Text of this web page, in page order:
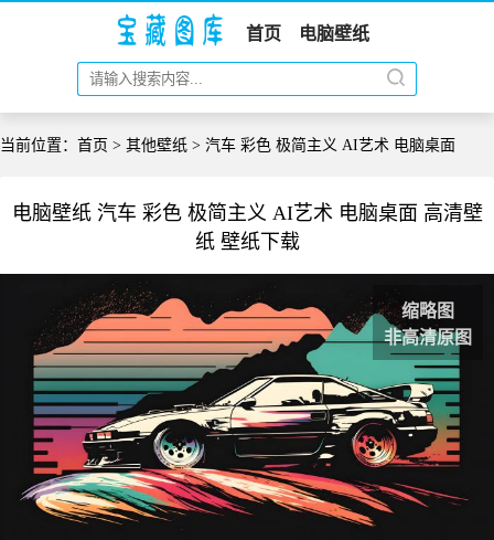
首页 电脑壁纸
当前位置： 首页 > 其他壁纸 > 汽车 彩色 极简主义 AI艺术 电脑桌面
电脑壁纸 汽车 彩色 极简主义 AI艺术 电脑桌面 高清壁
纸 壁纸下载
缩略图
非高清原图